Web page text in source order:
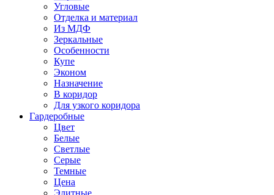
Угловые
Отделка и материал
Из МДФ
Зеркальные
Особенности
Купе
Эконом
Назначение
В коридор
Для узкого коридора
Гардеробные
Цвет
Белые
Светлые
Серые
Темные
Цена
Элитные